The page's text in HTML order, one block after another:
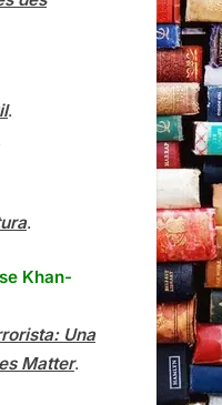
.
.
Khan-
Una
Matter.